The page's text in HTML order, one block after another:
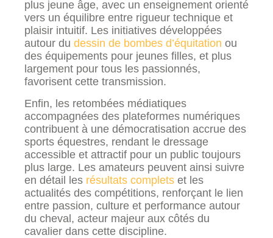
plus jeune âge, avec un enseignement orienté
vers un équilibre entre rigueur technique et
plaisir intuitif. Les initiatives développées
autour du dessin de bombes d’équitation ou
des équipements pour jeunes filles, et plus
largement pour tous les passionnés,
favorisent cette transmission.
Enfin, les retombées médiatiques
accompagnées des plateformes numériques
contribuent à une démocratisation accrue des
sports équestres, rendant le dressage
accessible et attractif pour un public toujours
plus large. Les amateurs peuvent ainsi suivre
en détail les résultats complets et les
actualités des compétitions, renforçant le lien
entre passion, culture et performance autour
du cheval, acteur majeur aux côtés du
cavalier dans cette discipline.